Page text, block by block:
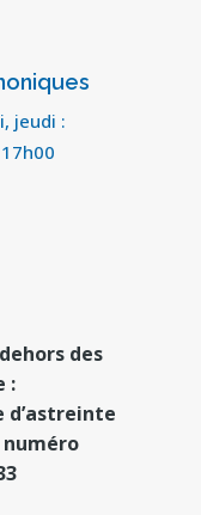
jeudi :
des
:
d’astreinte
numéro